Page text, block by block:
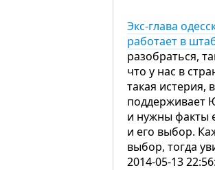
Экс-глава
работает в
разобраться,
что у нас в
такая истерия,
поддерживает
и нужны факты
и его выбор.
выбор, тогда
2014-05-13